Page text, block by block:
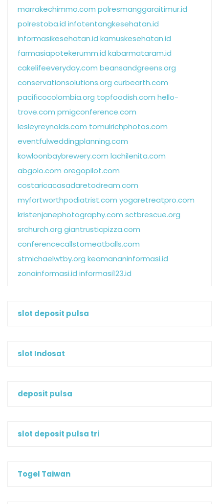
marrakechimmo.com polresmanggaraitimur.id
polrestoba.id infotentangkesehatan.id
informasikesehatan.id kamuskesehatan.id
farmasiapotekerumm.id kabarmataram.id
cakelifeeveryday.com beansandgreens.org
conservationsolutions.org curbearth.com
pacificocolombia.org topfoodish.com hello-
trove.com pmigconference.com
lesleyreynolds.com tomulrichphotos.com
eventfulweddingplanning.com
kowloonbaybrewery.com lachilenita.com
abgolo.com oregopilot.com
costaricacasadaretodream.com
myfortworthpodiatrist.com yogaretreatpro.com
kristenjanephotography.com sctbrescue.org
srchurch.org giantrusticpizza.com
conferencecallstomeatballs.com
stmichaelwtby.org keamananinformasi.id
zonainformasi.id informasi123.id
slot deposit pulsa
slot Indosat
deposit pulsa
slot deposit pulsa tri
Togel Taiwan